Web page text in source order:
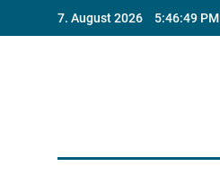
7. August 2026 5:46:50 PM